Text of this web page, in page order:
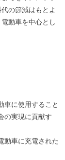
の節減はもとよ
動車を中心とし
車に使用すること
の実現に貢献す
動車に充電された